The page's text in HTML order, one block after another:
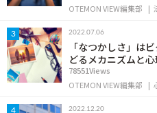
OTEMON VIEW編集部
3 2022.07.06
「なつかしさ」は
どるメカニズムと
78551Views
OTEMON VIEW編集部
4 2022.12.20